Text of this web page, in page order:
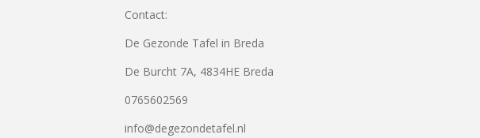
Contact:
De Gezonde Tafel in Breda
De Burcht 7A, 4834HE Breda
0765602569
info@degezondetafel.nl